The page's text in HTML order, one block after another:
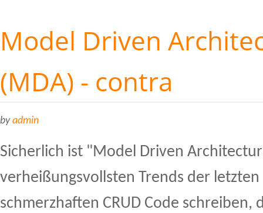
Model Driven
(MDA) - contra
byadmin
Sicherlich ist "Model Driven
verheißungsvollsten Trends der letzten
schmerzhaften CRUD Code schreiben,